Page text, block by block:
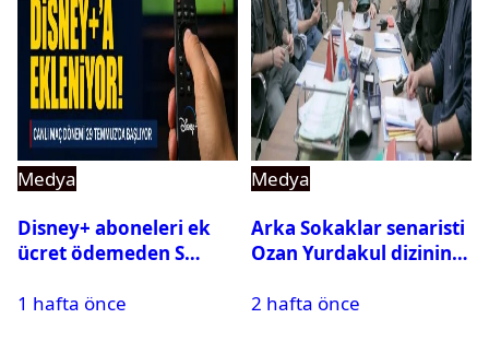
Medya
Disney+ aboneleri ek
ücret ödemeden S
izleyebilecek
1 hafta önce
Medya
Arka Sokaklar senaristi
Ozan Yurdakul dizinin
2 hafta önce